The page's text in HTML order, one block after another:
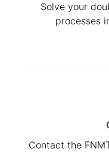
Solve your
processes
Contact the